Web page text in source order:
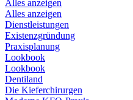
Alles anzeigen
Alles anzeigen
Dienstleistungen
Existenzgründung
Praxisplanung
Lookbook
Lookbook
Dentiland
Die Kieferchirurgen